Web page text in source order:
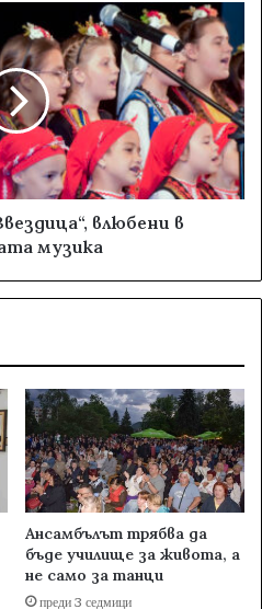
влюбени в
музика
Ансамбълът трябва да
бъде училище за живота, а
не само за танци
преди 3 седмици